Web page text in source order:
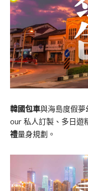
韓國包車與海島度假夢
our 私人訂製、多日遊
禮量身規劃。